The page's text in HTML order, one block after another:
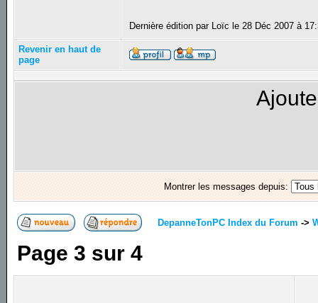
Dernière édition par Loïc le 28 Déc 2007 à
Revenir en haut de
page
Montrer les messages depuis:
DepanneTonPC Index du Forum ->
Page3 sur4